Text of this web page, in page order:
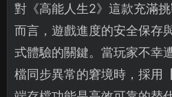
對《高能人生2》這款充滿
而言，遊戲進度的安全保存
式體驗的關鍵。當玩家不幸
檔同步異常的窘境時，採用